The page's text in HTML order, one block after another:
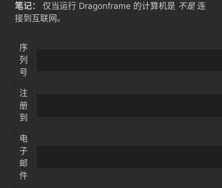
笔记：
仅当运行 Dragonframe 的计算机是 不是连
接到互联网。
序
列
号
注
册
到
电
子
邮
件